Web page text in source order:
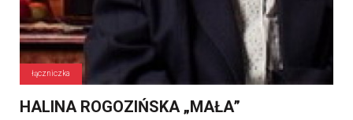
łączniczka
HALINA ROGOZIŃSKA „MAŁA”